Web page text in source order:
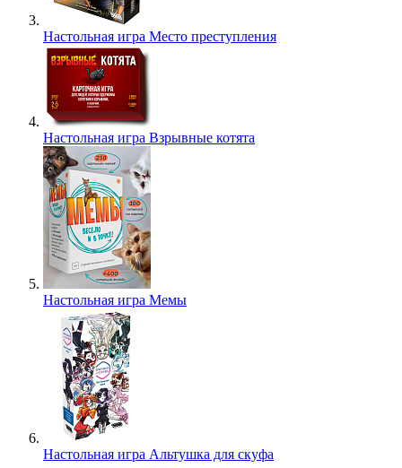
Настольная игра Место преступления
Настольная игра Взрывные котята
Настольная игра Мемы
Настольная игра Альтушка для скуфа